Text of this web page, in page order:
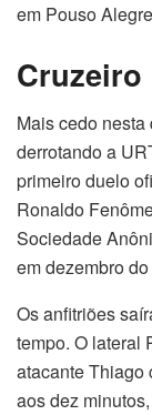
em Pouso
Mais cedo
derrotando a
primeiro duelo
Ronaldo
Sociedade
em dezembro
Os anfitriões
tempo. O lateral
atacante Thiago
aos dez